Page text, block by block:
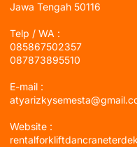
Jawa Tengah 50116
Telp / WA :
085867502357
087873895510
E-mail :
Website :